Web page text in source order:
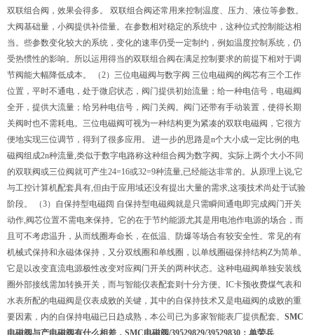
双联组合阀，效果会得多。 双联组合阀还常用来控制温度、压力、液位等参数。
大阀基础量，小阀提供补偿量。在参数相对稳定的系统中，这种位式控制能达相
当。些参数变化较大的系统，变化的速率仍受一定制约，例如温度控制系统，仍
受热惯性的影响。所以运用得当的双联组合阀在满足控制要求的前提下相对于调
节阀能大幅降低成本。 （2）三位电磁阀与数字阀 三位电磁阀的阀芯有三个工作
位置，平时不通电，处于微启状态，阀门提供初始流量；给一种电信号，电磁阀
全开，提供大流量；给另种电信号，阀门关阀。阀门还带有手动装置，使得长期
关阀时也不需耗电。三位电磁阀可视为一种结构更为紧凑的双联电磁阀，它很方
便地实现三位调节，得到了很多应用。 进一步的思路是n个大小成一定比例的电
磁阀组成2n种流量,类似于数字电路称这种组合阀为数字阀。实际上两个大小不同
的双联阀或三位阀就可产生24=16或32=9种流量,已经能达非常的。从原理上说,它
与工控计算机配套具有,但由于应用域还没有提出大量的需求,这项技术尚处于试验
阶段。 （3）自保持型电磁阔 自保持型电磁阀就是只需瞬间通电即完成阀门开关
动作,阀芯位置不需电来保持。它的在于节约能源尤其是用电池作电源的场合，而
且可不考虑温升，从而线圈寿命长，在低温、防爆等场合有较安全性。常见的有
机械式保持和永磁体保持，又分双线圈和单线圈，以单线圈磁保持结构Z为简单。
它是以改变直流电源极性改变对应阀门开关的两种状态。这种电磁阀单独安装线
圈外部接线需加转换开关，而与智能仪表配套则十分方便。IC卡预收费煤气表和
水表所配的电磁阀是仪表成败的关键，其中的自保持技术又是电磁阀的成败的重
要因素，内的自保持电磁已日趋成熟，本公司已为多家智能表厂提供配套。 SMC
电磁阀与产电磁阀有什么相差，SMC电磁阀/39529829/39529830：单荣兵